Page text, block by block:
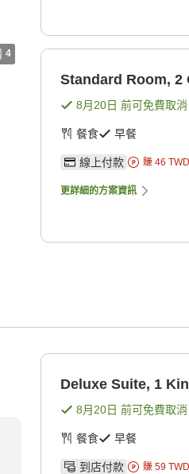
4
Standard Room, 2
8月20日 前可免費取消
餐食 早餐
線上付款 賺 46 TWD
更詳細的方案資訊
Deluxe Suite, 1
8月20日 前可免費取消
餐食 早餐
到店付款 賺 59 TWD